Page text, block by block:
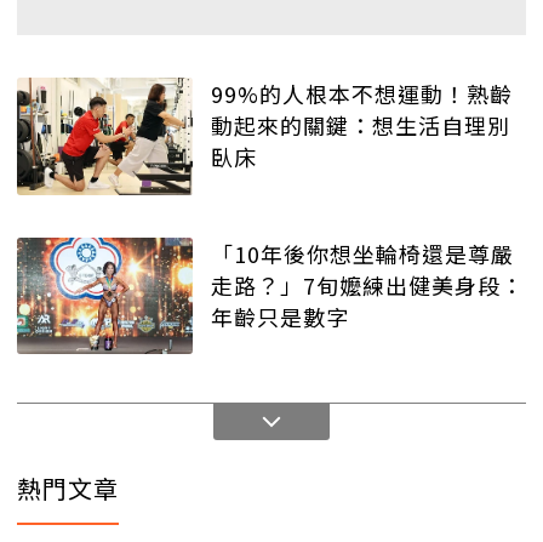
99%的人根本不想運動！熟齡
動起來的關鍵：想生活自理別
臥床
「10年後你想坐輪椅還是尊嚴
走路？」7旬嬤練出健美身段：
年齡只是數字
熱門文章